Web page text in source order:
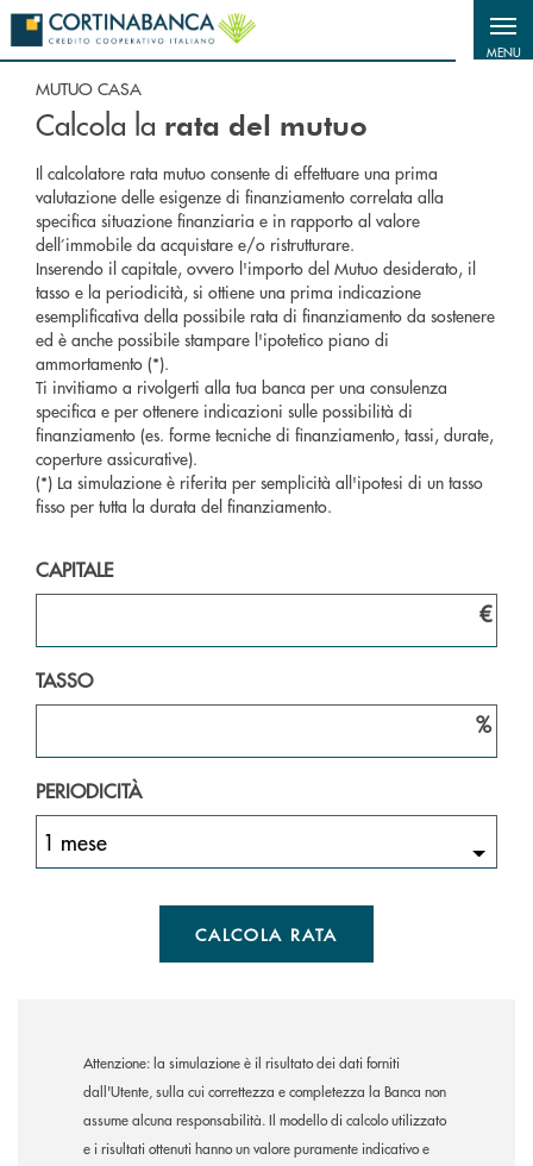
Salta al contenuto principale
MENU
MUTUO CASA
Calcola la rata del mutuo
Il calcolatore rata mutuo consente di effettuare una prima
valutazione delle esigenze di finanziamento correlata alla
specifica situazione finanziaria e in rapporto al valore
dell’immobile da acquistare e/o ristrutturare.
Inserendo il capitale, ovvero l'importo del Mutuo desiderato, il
tasso e la periodicità, si ottiene una prima indicazione
esemplificativa della possibile rata di finanziamento da sostenere
ed è anche possibile stampare l'ipotetico piano di
ammortamento (*).
Ti invitiamo a rivolgerti alla tua banca per una consulenza
specifica e per ottenere indicazioni sulle possibilità di
finanziamento (es. forme tecniche di finanziamento, tassi, durate,
coperture assicurative).
(*) La simulazione è riferita per semplicità all'ipotesi di un tasso
fisso per tutta la durata del finanziamento.
CAPITALE
€
TASSO
%
PERIODICITÀ
1 mese
CALCOLA RATA
Attenzione: la simulazione è il risultato dei dati forniti
dall'Utente, sulla cui correttezza e completezza la Banca non
assume alcuna responsabilità. Il modello di calcolo utilizzato
e i risultati ottenuti hanno un valore puramente indicativo e